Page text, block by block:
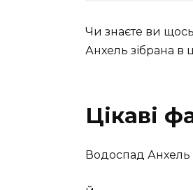
Чи знаєте ви
Анхель зібрана в
Цікаві
Водоспад Анхель